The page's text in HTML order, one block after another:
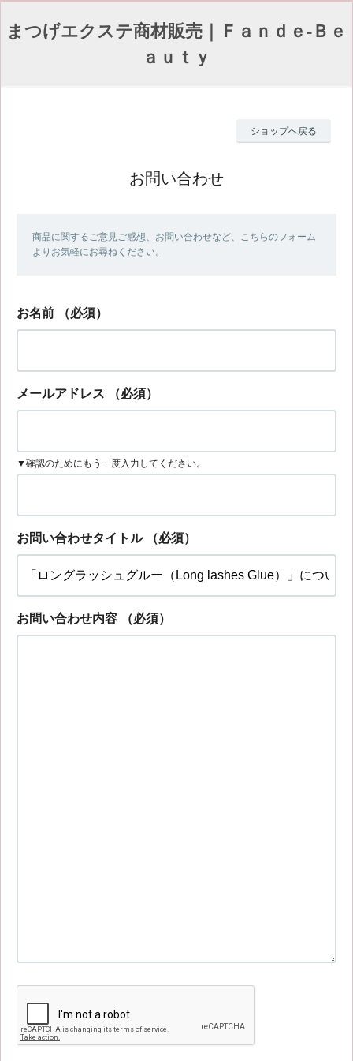
まつげエクステ商材販売｜Ｆａｎｄｅ-Ｂｅ
ａｕｔｙ
ショップへ戻る
お問い合わせ
商品に関するご意見ご感想、お問い合わせなど、こちらのフォーム
よりお気軽にお尋ねください。
お名前 （必須）
メールアドレス （必須）
▼確認のためにもう一度入力してください。
お問い合わせタイトル （必須）
お問い合わせ内容 （必須）